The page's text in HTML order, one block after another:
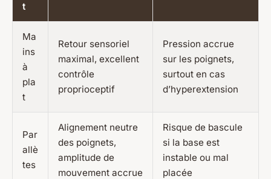
t
Ma
ins
à
pla
t
Retour sensoriel
maximal, excellent
contrôle
proprioceptif
Pression accrue
sur les poignets,
surtout en cas
d’hyperextension
Par
allè
tes
Alignement neutre
des poignets,
amplitude de
mouvement accrue
Risque de bascule
si la base est
instable ou mal
placée